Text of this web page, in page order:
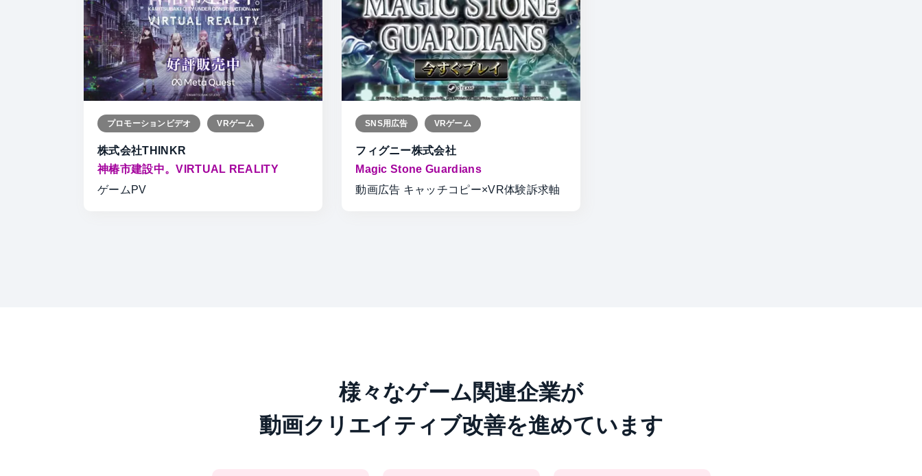
プロモーションビデオ VRゲーム
株式会社THINKR
神椿市建設中。VIRTUAL REALITY
ゲームPV
SNS用広告 VRゲーム
フィグニー株式会社
Magic Stone Guardians
動画広告 キャッチコピー×VR体験訴求軸
様々なゲーム関連企業が
動画クリエイティブ改善を進めています